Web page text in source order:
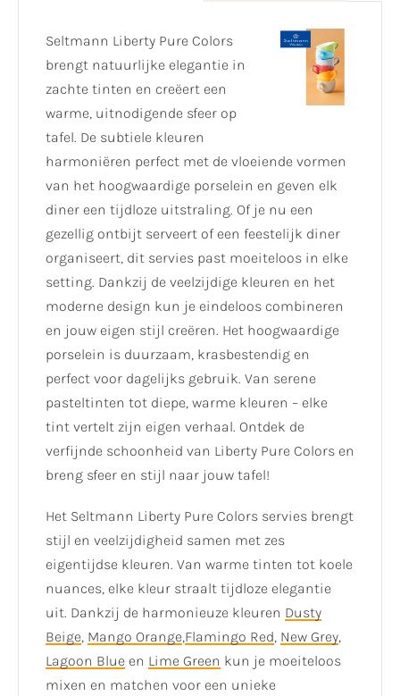
Seltmann Liberty Pure Colors
brengt natuurlijke elegantie in
zachte tinten en creëert een
warme, uitnodigende sfeer op
tafel. De subtiele kleuren
harmoniëren perfect met de vloeiende vormen
van het hoogwaardige porselein en geven elk
diner een tijdloze uitstraling. Of je nu een
gezellig ontbijt serveert of een feestelijk diner
organiseert, dit servies past moeiteloos in elke
setting. Dankzij de veelzijdige kleuren en het
moderne design kun je eindeloos combineren
en jouw eigen stijl creëren. Het hoogwaardige
porselein is duurzaam, krasbestendig en
perfect voor dagelijks gebruik. Van serene
pasteltinten tot diepe, warme kleuren – elke
tint vertelt zijn eigen verhaal. Ontdek de
verfijnde schoonheid van Liberty Pure Colors en
breng sfeer en stijl naar jouw tafel!
Het Seltmann Liberty Pure Colors servies brengt
stijl en veelzijdigheid samen met zes
eigentijdse kleuren. Van warme tinten tot koele
nuances, elke kleur straalt tijdloze elegantie
uit. Dankzij de harmonieuze kleuren Dusty
Beige, Mango Orange,Flamingo Red, New Grey,
Lagoon Blue en Lime Green kun je moeiteloos
mixen en matchen voor een unieke